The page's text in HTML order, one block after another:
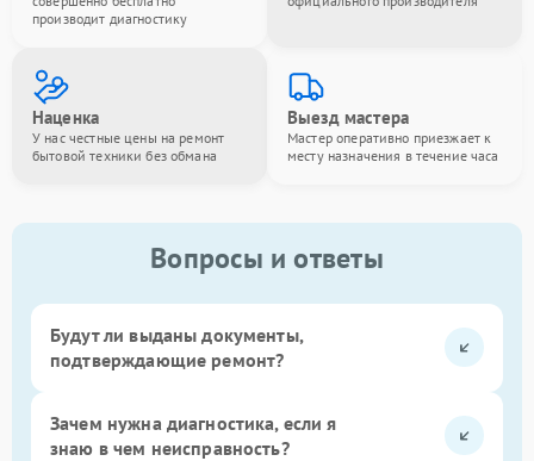
производит диагностику
Наценка
У нас честные цены на ремонт
бытовой техники без обмана
Выезд мастера
Мастер оперативно приезжает к
месту назначения в течение часа
Вопросы и ответы
Будут ли выданы документы,
подтверждающие ремонт?
Зачем нужна диагностика, если я
знаю в чем неисправность?